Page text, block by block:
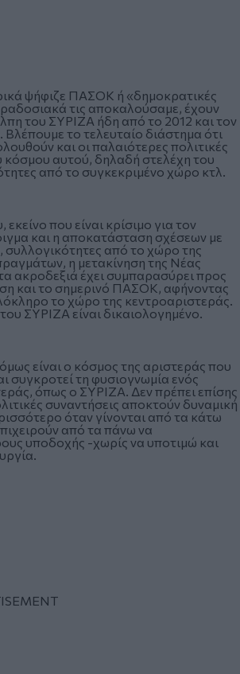
ψήφιζε ΠΑΣΟΚ ή «δημοκρατικές
τις αποκαλούσαμε, έχουν
του ΣΥΡΙΖΑ ήδη από το 2012 και τον
Βλέπουμε το τελευταίο διάστημα ότι
και οι παλαιότερες πολιτικές
αυτού, δηλαδή στελέχη του
από το συγκεκριμένο χώρο κτλ.
που είναι κρίσιμο για τον
και η αποκατάσταση σχέσεων με
από το χώρο της
η μετακίνηση της Νέας
ακροδεξιά έχει συμπαρασύρει προς
και το σημερινό ΠΑΣΟΚ, αφήνοντας
το χώρο της κεντροαριστεράς.
ΣΥΡΙΖΑ είναι δικαιολογημένο.
είναι ο κόσμος της αριστεράς που
συγκροτεί τη φυσιογνωμία ενός
όπως ο ΣΥΡΙΖΑ. Δεν πρέπει επίσης
συναντήσεις αποκτούν δυναμική
όταν γίνονται από τα κάτω
από τα πάνω να
υποδοχής -χωρίς να υποτιμώ και